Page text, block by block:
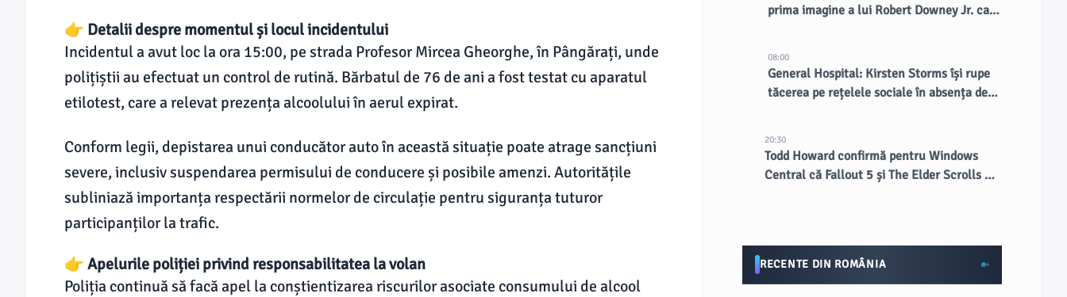
👉 Detalii despre momentul și locul incidentului
Incidentul a avut loc la ora 15:00, pe strada Profesor Mircea Gheorghe, în Pângărați, unde
polițiștii au efectuat un control de rutină. Bărbatul de 76 de ani a fost testat cu aparatul
etilotest, care a relevat prezența alcoolului în aerul expirat.
Conform legii, depistarea unui conducător auto în această situație poate atrage sancțiuni
severe, inclusiv suspendarea permisului de conducere și posibile amenzi. Autoritățile
subliniază importanța respectării normelor de circulație pentru siguranța tuturor
participanților la trafic.
👉 Apelurile poliției privind responsabilitatea la volan
Poliția continuă să facă apel la conștientizarea riscurilor asociate consumului de alcool
prima imagine a lui Robert Downey Jr. ca
08:00
General Hospital: Kirsten Storms își rupe
tăcerea pe rețelele sociale în absența de
20:30
Todd Howard confirmă pentru Windows
Central că Fallout 5 și The Elder Scrolls VI
RECENTE DIN ROMÂNIA